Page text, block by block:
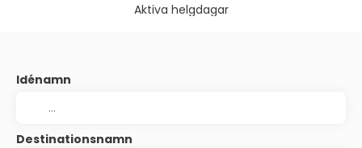
Aktiva helgdagar
Idénamn
Destinationsnamn